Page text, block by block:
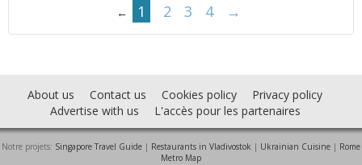
← 1 2 3 4 →
About us Contact us Cookies policy
Privacy policy
Advertise with us
L'accès pour les partenaires
Notre projets: Singapore Travel Guide | Restaurants in Vladivostok | Ukrainian Cuisine | Rome
Metro Map